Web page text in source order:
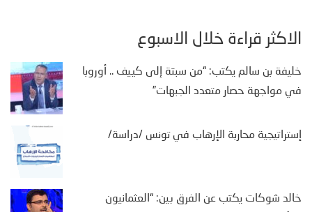
الأكثر قراءة خلال الأسبوع
خليفة بن سالم يكتب: “من سبتة إلى كييف .. أوروبا
في مواجهة حصار متعدد الجبهات”
إستراتيجية محاربة الإرهاب في تونس /دراسة/
خالد شوكات يكتب عن الفرق بين: “العثمانيون